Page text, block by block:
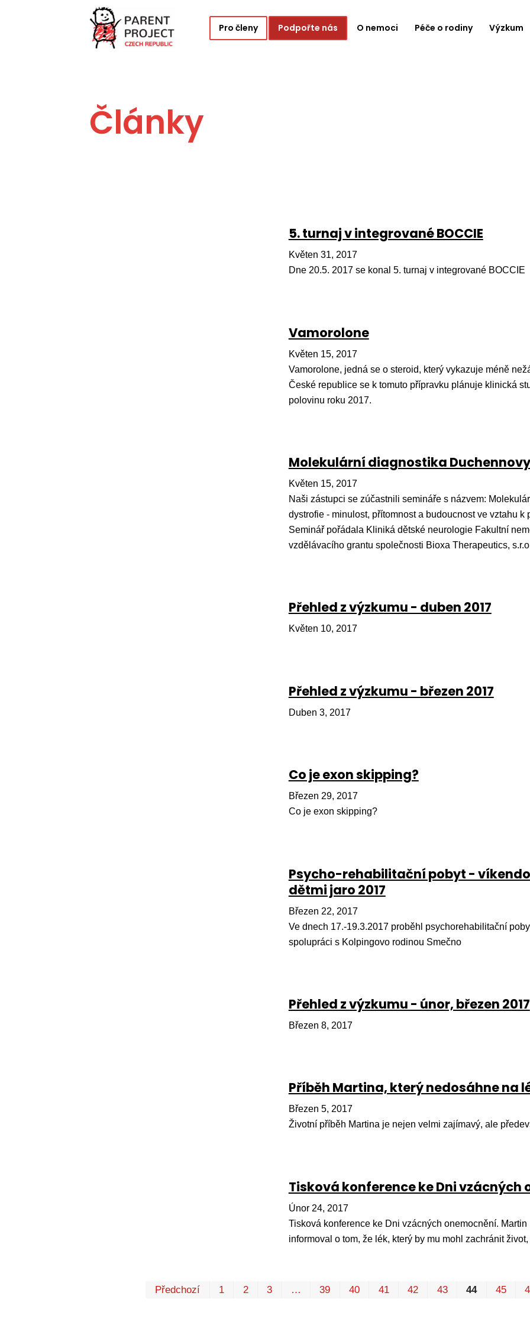
Pro členy Podpořte nás O nemoci Péče o rodiny Výzkum
Články
5. turnaj v integrované BOCCIE
Květen 31, 2017
Dne 20.5. 2017 se konal 5. turnaj v integrované BOCCIE
Vamorolone
Květen 15, 2017
Vamorolone, jedná se o steroid, který vykazuje méně
České republice se k tomuto přípravku plánuje klinická
polovinu roku 2017.
Molekulární diagnostika
Květen 15, 2017
Naši zástupci se zúčastnili semináře s názvem:
dystrofie - minulost, přítomnost a budoucnost ve vztahu k
Seminář pořádala Kliniká dětské neurologie Fakultní
vzdělávacího grantu společnosti Bioxa Therapeutics,
Přehled z výzkumu - duben 2017
Květen 10, 2017
Přehled z výzkumu - březen 2017
Duben 3, 2017
Co je exon skipping?
Březen 29, 2017
Co je exon skipping?
Psycho-rehabilitační pobyt -
dětmi jaro 2017
Březen 22, 2017
Ve dnech 17.-19.3.2017 proběhl psychorehabilitační
spolupráci s Kolpingovo rodinou Smečno
Přehled z výzkumu - únor, březen 2017
Březen 8, 2017
Příběh Martina, který nedosáhne na
Březen 5, 2017
Životní příběh Martina je nejen velmi zajímavý, ale
Tisková konference ke Dni vzácných
Únor 24, 2017
Tisková konference ke Dni vzácných onemocnění.
informoval o tom, že lék, který by mu mohl zachránit
Předchozí 1 2 3 … 39 40 41 42 43 44 45